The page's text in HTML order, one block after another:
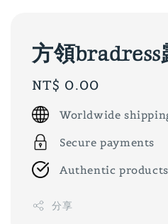
方領bradress
Regular
price
NT$ 0.00
Worldwide
Secure payments
Authentic products
分享